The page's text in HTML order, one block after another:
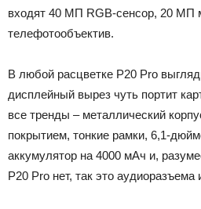
входят 40 МП RGB-сенсор, 20
телефотообъектив.
В любой расцветке P20 Pro
дисплейный вырез чуть портит
все тренды – металлический
покрытием, тонкие рамки, 6,1-
аккумулятор на 4000 мАч и,
P20 Pro нет, так это